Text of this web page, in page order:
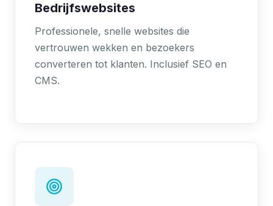
Bedrijfswebsites
Professionele, snelle websites die
vertrouwen wekken en bezoekers
converteren tot klanten. Inclusief SEO en
CMS.